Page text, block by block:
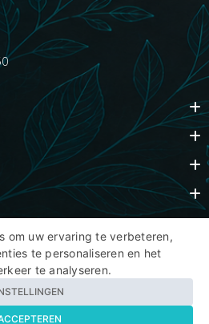
om uw ervaring te verbeteren,
te personaliseren en het
te analyseren.